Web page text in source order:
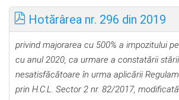
Hotărârea nr. 296 din 2019
privind majorarea cu 500% a impozitului
cu anul 2020, ca urmare a constatării
nesatisfăcătoare în urma aplicării
prin H.C.L. Sector 2 nr. 82/2017,